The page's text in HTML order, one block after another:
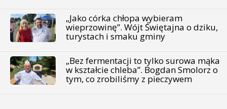
„Jako córka chłopa wybieram
wieprzowinę”. Wójt Świętajna o dziku,
turystach i smaku gminy
„Bez fermentacji to tylko surowa mąka
w kształcie chleba”. Bogdan Smolorz o
tym, co zrobiliśmy z pieczywem